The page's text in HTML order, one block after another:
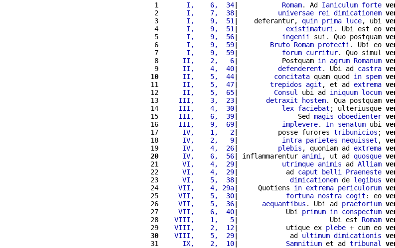
1
      I,    6,  34
| Romam. Ad Ianiculum forte
2
      I,    7,  38
| universae rei dimicationem
3
      I,    9,  51
|    deferantur, quin prima luce, ubi
4
      I,    9,  51
| existimaturi . Ubi est eo
5
      I,    9,  56
| ingenii sui. Quo postquam
6
      I,    9,  59
| Bruto Romam profecti . Ubi eo
7
      I,    9,  59
| forum curritur. Quo simul
8
     II,    2,   6
|           Postquam in agrum Romanum
9
     II,    4,  40
| defenderent . Ubi ad castra
10
     II,    5,  44
| concitata quam quod in spem
11
     II,    5,  47
| trepidos agit , et ad extrema
12
     II,    5,  65
| Consul ubi ad iniquum locum
13
    III,    3,  23
| detraxit hostem. Qua postquam
14
    III,    4,  30
| lex faciebat ; ulteriusque
15
    III,    6,  39
|               Sed magis oboedienter
16
    III,    9,  69
| implevere. In senatum ubi
17
     IV,    1,   2
|          posse furores tribunicios ;
18
     IV,    2,   9
| intra parietes nequisset ,
19
     IV,    4,  26
| plebis , quoniam ad extrema
20
     IV,    6,  56
| inflammarentur animi , ut ad quosque
21
     VI,    4,  29
| utrimque animis ad Alliam
22
     VI,    4,  29
|            ad caput belli Praeneste
23
     VI,    5,  38
| dimicationem de legibus
24
    VII,    4, 29a
|     Quotiens in extrema periculorum
25
    VII,    5,  30
| fortuna nostra cogit : eo
26
    VII,    5,  36
| aequantibus . Ubi ad praetorium
27
    VII,    6,  40
|            Ubi primum in conspectum
28
   VIII,    1,   5
|                       Ubi est Romam
29
   VIII,    2,  12
|            utique ex plebe + cum eo
30
   VIII,    5,  29
|             ad ultimum dimicationis
31
     IX,    2,  10
| Samnitium et ad tribunal